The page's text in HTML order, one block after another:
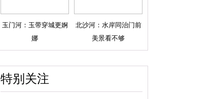
玉门河：玉带穿城更婀
娜
北沙河：水岸同治门前
美景看不够
特别关注